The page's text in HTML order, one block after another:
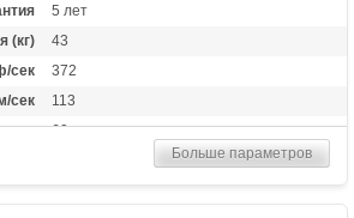
5 лет
(кг)
43
сек
372
сек
113
м
60
15,4 дюймов (39 см)
(см)
44.5
Больше параметров